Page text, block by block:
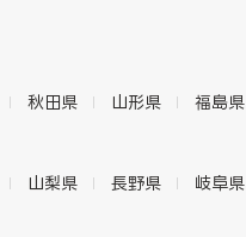
秋田県 山形県 福島県
山梨県 長野県 岐阜県